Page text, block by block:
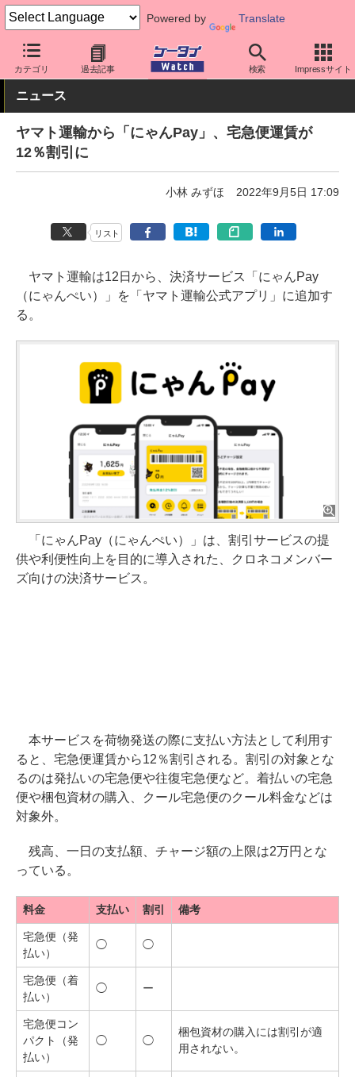
Powered by Translate
カテゴリ 過去記事 検索 Impressサイト
ケータイ Watch アプリ・サービス 決済/金融
ニュース
ヤマト運輸から「にゃんPay」、宅急便運賃が
12％割引に
小林 みずほ 2022年9月5日 17:09
リスト
ヤマト運輸は12日から、決済サービス「にゃんPay
（にゃんぺい）」を「ヤマト運輸公式アプリ」に追加す
る。
「にゃんPay（にゃんぺい）」は、割引サービスの提
供や利便性向上を目的に導入された、クロネコメンバー
ズ向けの決済サービス。
本サービスを荷物発送の際に支払い方法として利用す
ると、宅急便運賃から12％割引される。割引の対象とな
るのは発払いの宅急便や往復宅急便など。着払いの宅急
便や梱包資材の購入、クール宅急便のクール料金などは
対象外。
残高、一日の支払額、チャージ額の上限は2万円とな
っている。
料金 支払い 割引 備考
宅急便（発
払い）
◯ ◯
宅急便（着
払い）
◯ ー
宅急便コン
パクト（発
払い）
◯ ◯
梱包資材の購入には割引が適
用されない。